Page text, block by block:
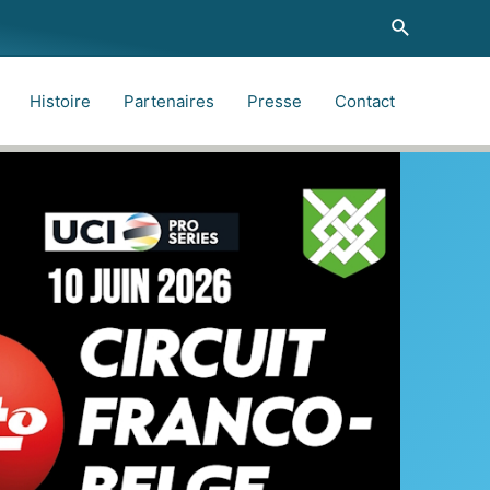
Histoire Partenaires Presse Contact